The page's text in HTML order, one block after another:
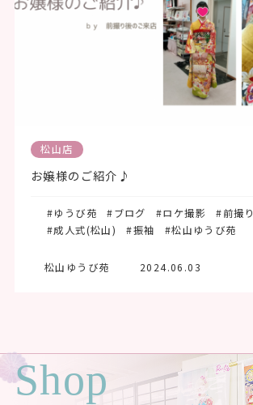
松山店
お嬢様のご紹介♪
#ゆうび苑 #ブログ #ロケ撮影
#前撮り
#成人式(松山)
#振袖 #松山ゆうび苑
松山ゆうび苑 2024.06.03
Shop